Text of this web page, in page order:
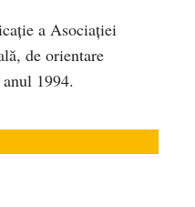
a Asociaţiei
de orientare
1994.